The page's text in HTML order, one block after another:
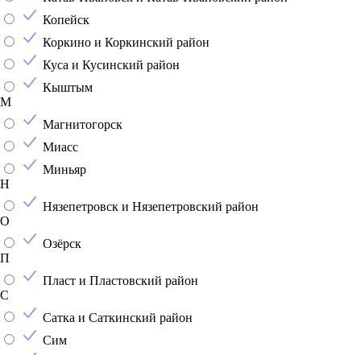
Копейск
Коркино и Коркинский район
Куса и Кусинский район
Кыштым
М
Магнитогорск
Миасс
Миньяр
Н
Нязепетровск и Нязепетровский район
О
Озёрск
П
Пласт и Пластовский район
С
Сатка и Саткинский район
Сим